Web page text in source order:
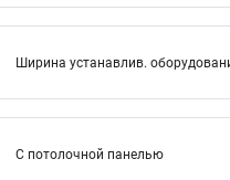
Ширина устанавлив.
С потолочной панелью